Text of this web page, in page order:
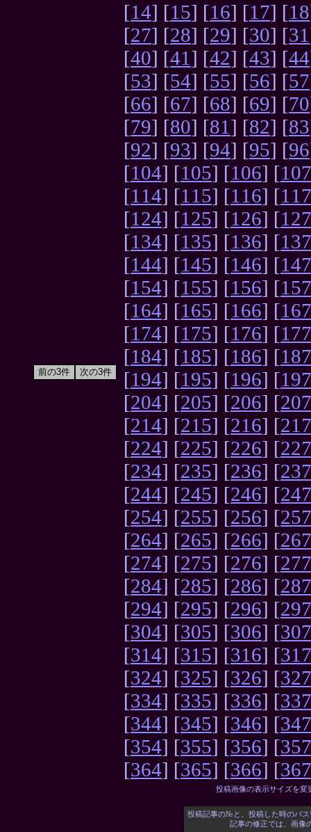
[14] [15] [16] [17] [18
[27] [28] [29] [30] [31
[40] [41 ] [42] [43] [44
[53] [54] [55] [56] [57
[66] [67] [68] [69] [70
[79] [80] [81 ] [82] [83
[92] [93] [94] [95] [96
[104] [105] [106] [107
[114] [115] [116] [117
[124] [125] [126] [127
[134] [135] [136] [137
[144] [145] [146] [147
[154] [155] [156] [157
[164] [165] [166] [167
[174] [175] [176] [177
[184] [185] [186] [187
[194] [195] [196] [197
[204] [205] [206] [207
[214] [215] [216] [217
[224] [225] [226] [227
[234] [235] [236] [237
[244] [245] [246] [247
[254] [255] [256] [257
[264] [265] [266] [267
[274] [275] [276] [277
[284] [285] [286] [287
[294] [295] [296] [297
[304] [305] [306] [307
[314] [315] [316] [317
[324] [325] [326] [327
[334] [335] [336] [337
[344] [345] [346] [347
[354] [355] [356] [357
[364] [365] [366] [367
投稿画像の表示サイズを変
投稿記事の№と、投稿した時のパ
記事の修正では、画像